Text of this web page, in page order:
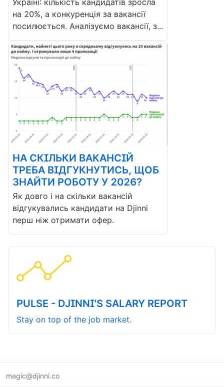
на 20%, а конкуренція за вакансії
посилюється. Аналізуємо вакансії, з...
НА СКІЛЬКИ ВАКАНСІЙ
ТРЕБА ВІДГУКНУТИСЬ, ЩОБ
ЗНАЙТИ РОБОТУ У 2026?
Як довго і на скільки вакансій
відгукувались кандидати на Djinni
перш ніж отримати офер.
PULSE - DJINNI'S SALARY REPORT
Stay on top of the job market.
magic@djinni.co